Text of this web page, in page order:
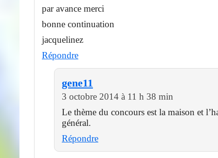
par avance merci
bonne continuation
jacquelinez
Répondre
gene11
3 octobre 2014 à 11 h 38 min
Le thème du concours est la maison et
général.
Répondre